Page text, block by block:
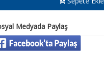
Medyada Paylaş